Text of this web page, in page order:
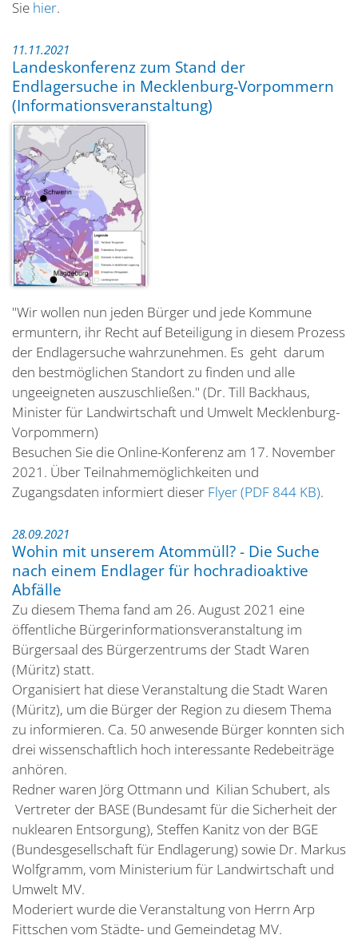
Sie hier.
11.11.2021
Landeskonferenz zum Stand der
Endlagersuche in Mecklenburg-Vorpommern
(Informationsveranstaltung)
"Wir wollen nun jeden Bürger und jede Kommune
ermuntern, ihr Recht auf Beteiligung in diesem Prozess
der Endlagersuche wahrzunehmen. Es geht darum
den bestmöglichen Standort zu finden und alle
ungeeigneten auszuschließen." (Dr. Till Backhaus,
Minister für Landwirtschaft und Umwelt Mecklenburg-
Vorpommern)
Besuchen Sie die Online-Konferenz am 17. November
2021. Über Teilnahmemöglichkeiten und
Zugangsdaten informiert dieser Flyer (PDF 844 KB).
28.09.2021
Wohin mit unserem Atommüll? - Die Suche
nach einem Endlager für hochradioaktive
Abfälle
Zu diesem Thema fand am 26. August 2021 eine
öffentliche Bürgerinformationsveranstaltung im
Bürgersaal des Bürgerzentrums der Stadt Waren
(Müritz) statt.
Organisiert hat diese Veranstaltung die Stadt Waren
(Müritz), um die Bürger der Region zu diesem Thema
zu informieren. Ca. 50 anwesende Bürger konnten sich
drei wissenschaftlich hoch interessante Redebeiträge
anhören.
Redner waren Jörg Ottmann und Kilian Schubert, als
Vertreter der BASE (Bundesamt für die Sicherheit der
nuklearen Entsorgung), Steffen Kanitz von der BGE
(Bundesgesellschaft für Endlagerung) sowie Dr. Markus
Wolfgramm, vom Ministerium für Landwirtschaft und
Umwelt MV.
Moderiert wurde die Veranstaltung von Herrn Arp
Fittschen vom Städte- und Gemeindetag MV.